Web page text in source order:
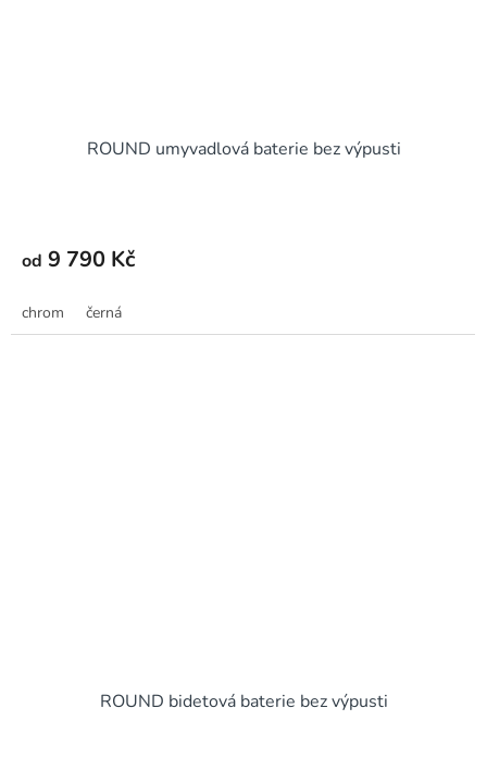
ROUND umyvadlová baterie bez výpusti
od 9 790 Kč
chrom černá
ROUND bidetová baterie bez výpusti